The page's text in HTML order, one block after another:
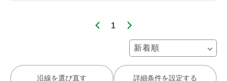
1
沿線を選び直す 詳細条件を設定する